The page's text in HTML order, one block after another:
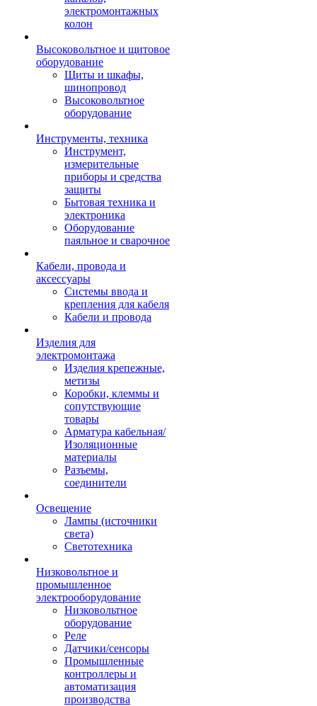
электромонтажных
колон
Высоковольтное и щитовое
оборудование
Щиты и шкафы,
шинопровод
Высоковольтное
оборудование
Инструменты, техника
Инструмент,
измерительные
приборы и средства
защиты
Бытовая техника и
электроника
Оборудование
паяльное и сварочное
Кабели, провода и
аксессуары
Системы ввода и
крепления для кабеля
Кабели и провода
Изделия для
электромонтажа
Изделия крепежные,
метизы
Коробки, клеммы и
сопутствующие
товары
Арматура кабельная/
Изоляционные
материалы
Разъемы,
соединители
Освещение
Лампы (источники
света)
Светотехника
Низковольтное и
промышленное
электрооборудование
Низковольтное
оборудование
Реле
Датчики/сенсоры
Промышленные
контроллеры и
автоматизация
производства